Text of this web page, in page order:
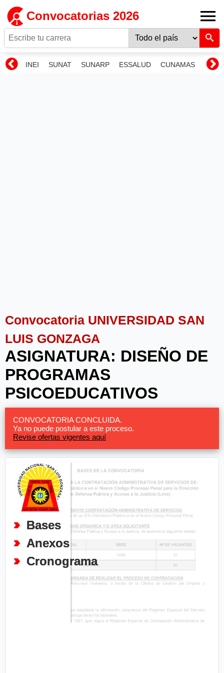
Convocatorias 2026
INEI SUNAT SUNARP ESSALUD CUNAMAS
Convocatoria UNIVERSIDAD SAN
LUIS GONZAGA
ASIGNATURA: DISEÑO DE
PROGRAMAS
PSICOEDUCATIVOS
CONVOCATORIA CONCLUIDA.
Ya no puede postular a este proceso.
Revise ofertas vigentes aquí
Bases
Anexos
Cronograma